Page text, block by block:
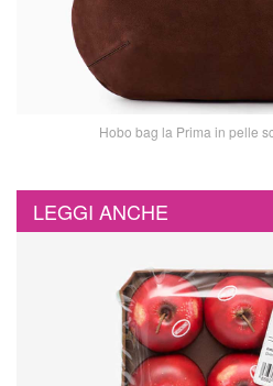
Hobo bag la Prima in pelle
LEGGI ANCHE